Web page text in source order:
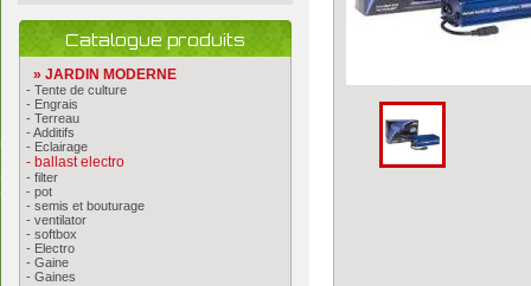
Catalogue produits
» JARDIN MODERNE
- Tente de culture
- Engrais
- Terreau
- Additifs
- Eclairage
- ballast electro
- filter
- pot
- semis et bouturage
- ventilator
- softbox
- Electro
- Gaine
- Gaines